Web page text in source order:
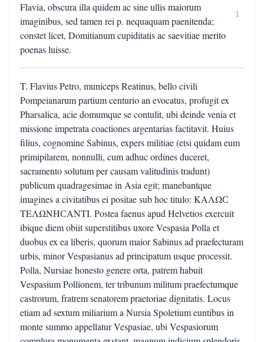
Flavia, obscura illa quidem ac sine ullis maiorum
imaginibus, sed tamen rei p. nequaquam paenitenda;
constet licet, Domitianum cupiditatis ac saevitiae merito
poenas luisse.
1
T. Flavius Petro, municeps Reatinus, bello civili
Pompeianarum partium centurio an evocatus, profugit ex
Pharsalica, acie domumque se contulit, ubi deinde venia et
missione impetrata coactiones argentarias factitavit. Huius
filius, cognomine Sabinus, expers militiae (etsi quidam eum
primipilarem, nonnulli, cum adhuc ordines duceret,
sacramento solutum per causam valitudinis tradunt)
publicum quadragesimae in Asia egit; manebantque
imagines a civitatibus ei positae sub hoc titulo: ΚΑΛΩϹ
ΤΕΛΩΝΗϹΑΝΤΙ. Postea faenus apud Helvetios exercuit
ibique diem obiit superstitibus uxore Vespasia Polla et
duobus ex ea liberis, quorum maior Sabinus ad praefecturam
urbis, minor Vespasianus ad principatum usque processit.
Polla, Nursiae honesto genere orta, patrem habuit
Vespasium Pollionem, ter tribunum militum praefectumque
castrorum, fratrem senatorem praetoriae dignitatis. Locus
etiam ad sextum miliarium a Nursia Spoletium euntibus in
monte summo appellatur Vespasiae, ubi Vespasiorum